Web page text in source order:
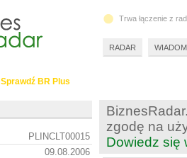
zgodę na
Dowiedz się
Sprawdź BR Plus
PLINCLT00015
09.08.2006
Trwa łączenie z
RADAR